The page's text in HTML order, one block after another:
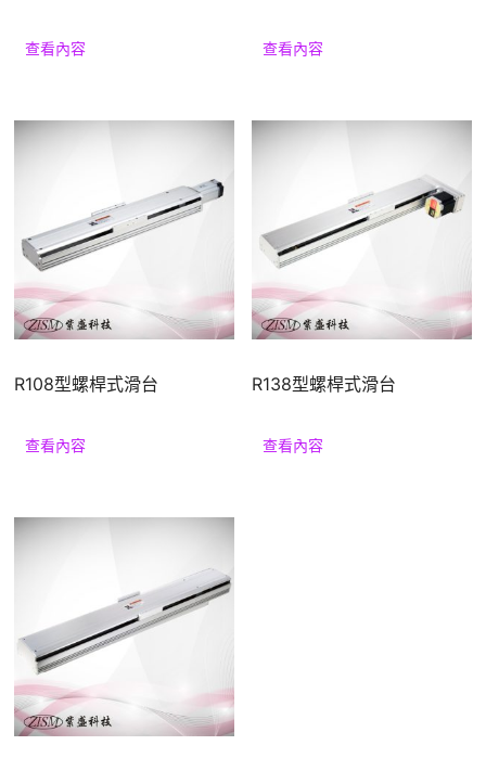
查看內容 查看內容
R108型螺桿式滑台
查看內容
R138型螺桿式滑台
查看內容